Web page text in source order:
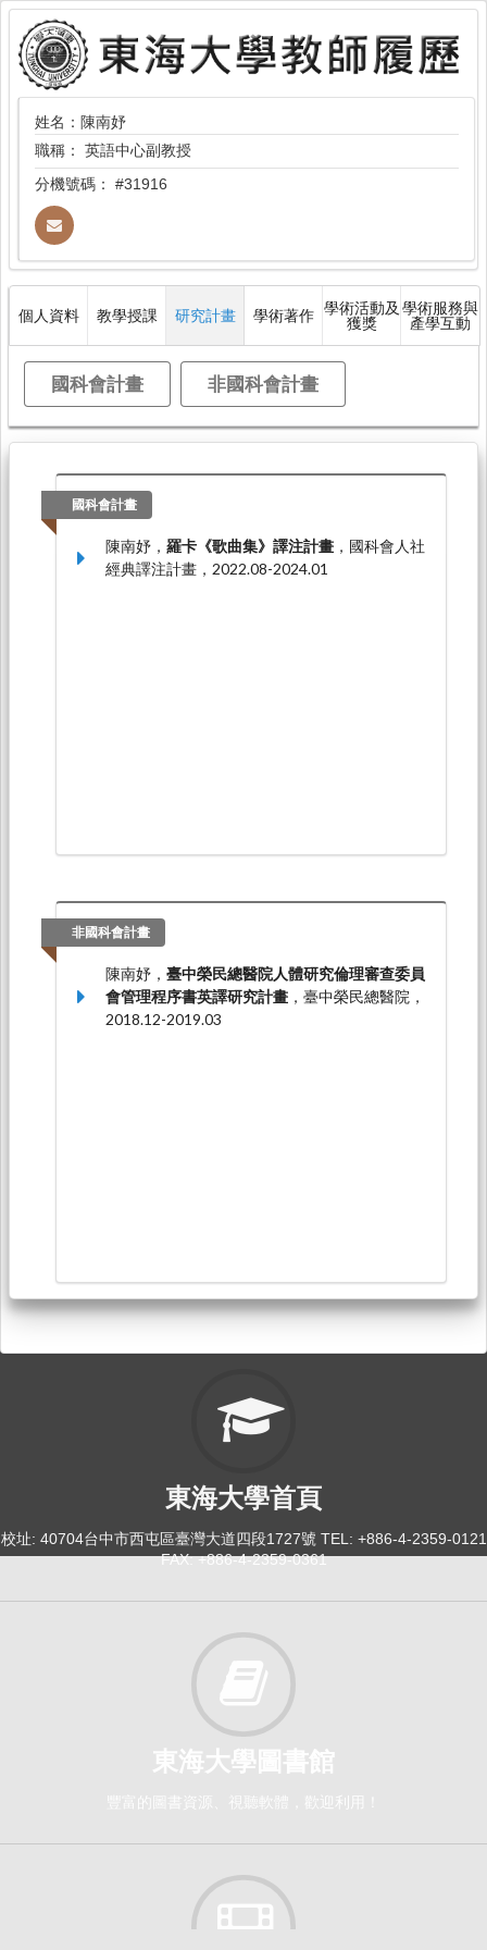
姓名：陳南妤
職稱： 英語中心副教授
分機號碼： #31916
個人資料 教學授課 研究計畫 學術著作 學術活動及
獲獎
學術服務與
產學互動
國科會計畫 非國科會計畫
國科會計畫
陳南妤， 羅卡《歌曲集》譯注計畫 ，國科會人社
經典譯注計畫，2022.08-2024.01
非國科會計畫
陳南妤， 臺中榮民總醫院人體研究倫理審查委員
會管理程序書英譯研究計畫 ，臺中榮民總醫院，
2018.12-2019.03
東海大學首頁
校址: 40704台中市西屯區臺灣大道四段1727號 TEL: +886-4-2359-0121
FAX: +886-4-2359-0361
東海大學圖書館
豐富的圖書資源、視聽軟體，歡迎利用！